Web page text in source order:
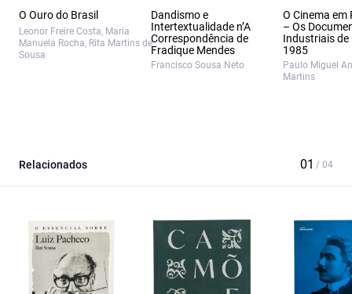
O Ouro do Brasil
Leonor Freire Costa, Maria
Manuela Rocha, Rita Martins de
Sousa
Dandismo e
Intertextualidade n’A
Correspondência de
Fradique Mendes
Francisco Sousa Neto
O Cinema em
– Os
Industriais de
1985
Paulo Miguel
Martins
Relacionados